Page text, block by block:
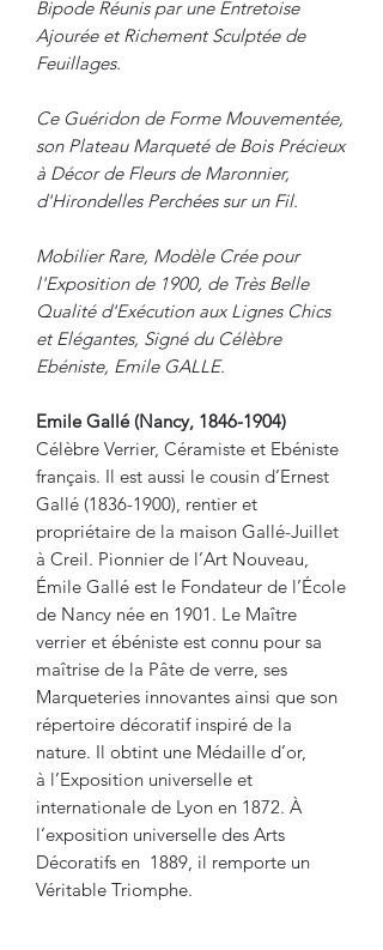
Bipode Réunis par une Entretoise
Ajourée et Richement Sculptée de
Feuillages.
Ce Guéridon de Forme Mouvementée,
son Plateau Marqueté de Bois Précieux
à Décor de Fleurs de Maronnier,
d'Hirondelles Perchées sur un Fil.
Mobilier Rare, Modèle Crée pour
l'Exposition de 1900, de Très Belle
Qualité d'Exécution aux Lignes Chics
et Elégantes, Signé du Célèbre
Ebéniste, Emile GALLE.
Emile Gallé (Nancy, 1846-1904)
Célèbre Verrier, Céramiste et Ebéniste
français. Il est aussi le cousin d’Ernest
Gallé (1836-1900), rentier et
propriétaire de la maison Gallé-Juillet
à Creil. Pionnier de l’Art Nouveau,
Émile Gallé est le Fondateur de l’École
de Nancy née en 1901. Le Maître
verrier et ébéniste est connu pour sa
maîtrise de la Pâte de verre, ses
Marqueteries innovantes ainsi que son
répertoire décoratif inspiré de la
nature. Il obtint une Médaille d’or,
à l’Exposition universelle et
internationale de Lyon en 1872. À
l’exposition universelle des Arts
Décoratifs en 1889, il remporte un
Véritable Triomphe.